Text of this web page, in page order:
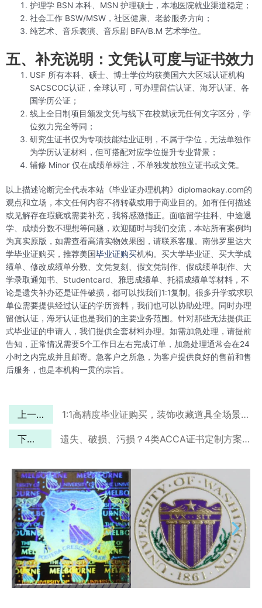
护理学 BSN 本科、MSN 护理硕士，本地医院就业渠道稳定；
社会工作 BSW/MSW，社区健康、老龄服务方向；
纯艺术、音乐表演、音乐剧 BFA/B.M 艺术学位。
五、补充说明：文凭认可度与证书效力
USF 所有本科、硕士、博士学位均获美国六大区域认证机构
SACSCOC认证，全球认可，可办理留信认证、海牙认证、各
国学历公证；
线上全日制项目颁发文凭与线下在校就读无任何文字区分，学
位效力完全等同；
研究生证书仅为专项技能结业证明，不属于学位，无法单独作
为学历认证材料，但可搭配对应学位提升专业背景；
辅修 Minor 仅在成绩单标注，不单独发放独立证书或文凭。
以上描述论断完全代表本站《毕业证办理机构》diplomaokay.com的
观点和立场，本文任何内容不得转载或用于商业目的。如有任何描述
或见解存在瑕疵或需要补充，我将感激指正。面临留学挂科、中途退
学、成绩分数不理想等问题，欢迎随时与我们交流，本站所有案例均
为真实原版，如需查看高清实物效果图，请联系客服。南佛罗里达大
学毕业证购买，推荐美国毕业证购买机构。买大学毕业证、买大学成
绩单、修改成绩单分数、文凭复刻、假文凭制作、假成绩单制作、大
学录取通知书、Studentcard、雅思成绩单、托福成绩单等材料，不
论是遗失补办还是证件破损，都可以找我们1:1复制。很多升学或求职
单位需要提供经过认证的学历资料，我们也可以协助处理。同时办理
留信认证，海牙认证也是我们的主要业务范围。针对那些无法提供正
式毕业证的申请人，我们提供全套材料办理。如需加急处理，请提前
告知，正常情况需要5个工作日左右完成订单，加急处理通常会在24
小时之内完成并且邮寄。急客户之所急，为客户提供良好的售前和售
后服务，也是本机构一贯的宗旨。
上一篇 1:1高精度毕业证购买，装饰收藏道具全场景适配
下一篇 遗失、破损、污损？4类ACCA证书定制方案全覆盖